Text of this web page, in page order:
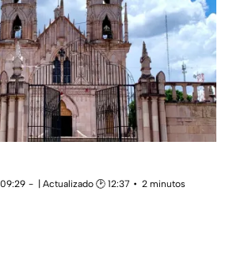
| Actualizado 🕑 12:37
2 minutos